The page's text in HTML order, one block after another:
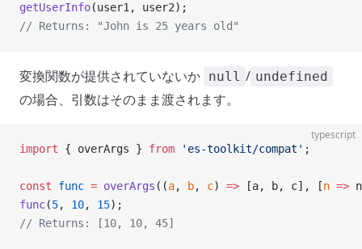
getUserInfo(user1, user2);
// Returns: "John is 25 years old"
変換関数が提供されていないか null / undefined
の場合、引数はそのまま渡されます。
typescript
import { overArgs } from 'es-toolkit/compat' ;
const func = overArgs ((a, b, c) => [a, b, c], [n =>
func(5, 10, 15);
// Returns: [10, 10, 45]